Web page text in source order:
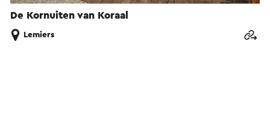
De Kornuiten van Koraal
Lemiers